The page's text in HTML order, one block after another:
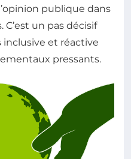
publique dans
un pas décisif
et réactive
pressants.